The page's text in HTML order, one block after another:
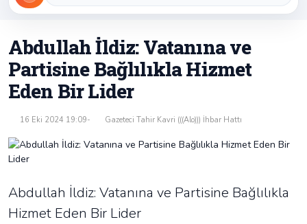
Abdullah İldiz: Vatanına ve
Partisine Bağlılıkla Hizmet
Eden Bir Lider
16 Eki 2024 19:09 Gazeteci Tahir Kavri (((Alo))) İhbar Hattı
Abdullah İldiz: Vatanına ve Partisine Bağlılıkla
Hizmet Eden Bir Lider